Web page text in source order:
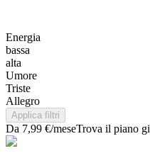
Energia
bassa
alta
Umore
Triste
Allegro
Applica filtri
Da 7,99 €/meseTrova il piano